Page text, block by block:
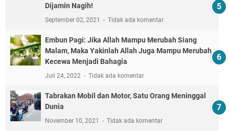
Dijamin Nagih!
September 02, 2021 Tidak ada komentar
Embun Pagi: Jika Allah Mampu Merubah Siang
Malam, Maka Yakinlah Allah Juga Mampu Merubah
Kecewa Menjadi Bahagia
Juli 24, 2022 Tidak ada komentar
Tabrakan Mobil dan Motor, Satu Orang Meninggal
Dunia
November 10, 2021 Tidak ada komentar